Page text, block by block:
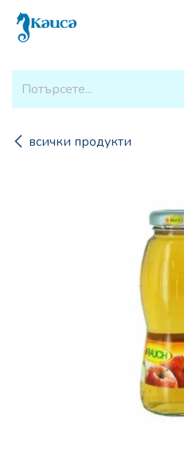
Skip to Content
всички продукти